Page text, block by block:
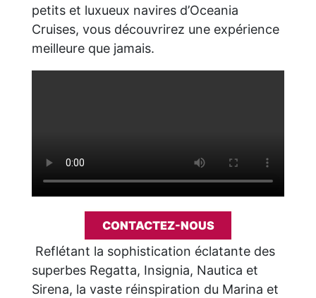
petits et luxueux navires d’Oceania
Cruises, vous découvrirez une expérience
meilleure que jamais.
CONTACTEZ-NOUS
Reflétant la sophistication éclatante des
superbes Regatta, Insignia, Nautica et
Sirena, la vaste réinspiration du Marina et